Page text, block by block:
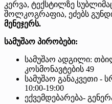
კერვა, ტექსტილზე
შოლკოგრაფია, ეძებს
მენეჯერს.
სამუშაო პირობები:
სამუშაო ადგილი:
კოსმონავტების 49
სამუშაო განაკვეთი -
10:00-19:00
ექვემდებარება-